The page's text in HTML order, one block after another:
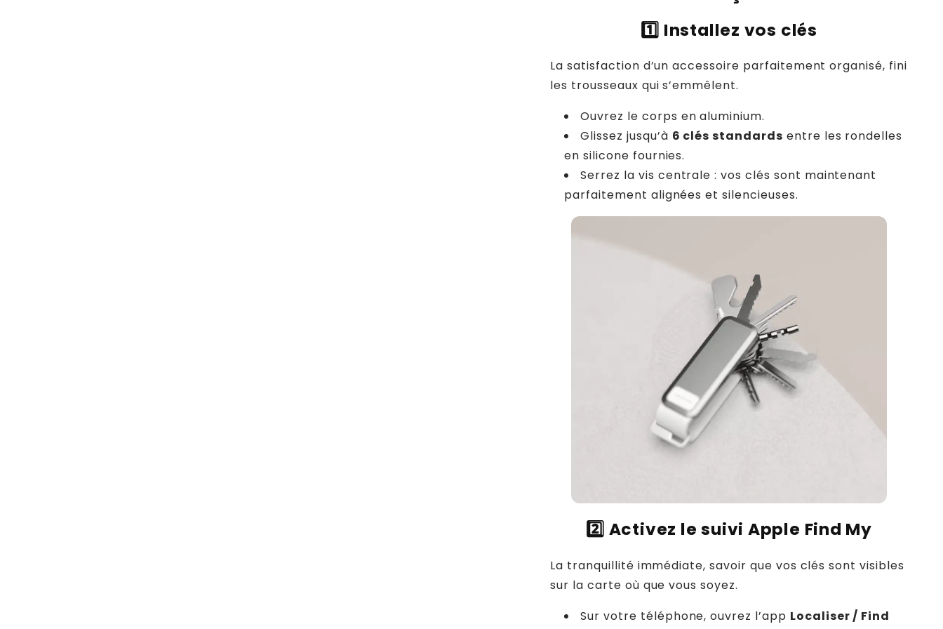
1️⃣ Installez vos clés
La satisfaction d’un accessoire parfaitement organisé, fini
les trousseaux qui s’emmêlent.
Ouvrez le corps en aluminium.
Glissez jusqu’à 6 clés standards entre les rondelles
en silicone fournies.
Serrez la vis centrale : vos clés sont maintenant
parfaitement alignées et silencieuses.
2️⃣ Activez le suivi Apple Find My
La tranquillité immédiate, savoir que vos clés sont visibles
sur la carte où que vous soyez.
Sur votre téléphone, ouvrez l’app Localiser / Find